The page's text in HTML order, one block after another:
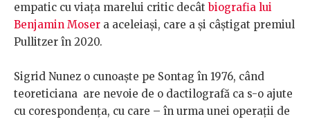
empatic cu viața marelui critic decât biografia lui
Benjamin Moser a aceleiași, care a și câștigat premiul
Pullitzer în 2020.
Sigrid Nunez o cunoaște pe Sontag în 1976, când
teoreticiana are nevoie de o dactilografă ca s-o ajute
cu corespondența, cu care – în urma unei operații de